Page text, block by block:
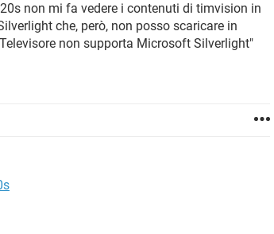
non mi fa vedere i contenuti di timvision in
che, però, non posso scaricare in
non supporta Microsoft Silverlight"